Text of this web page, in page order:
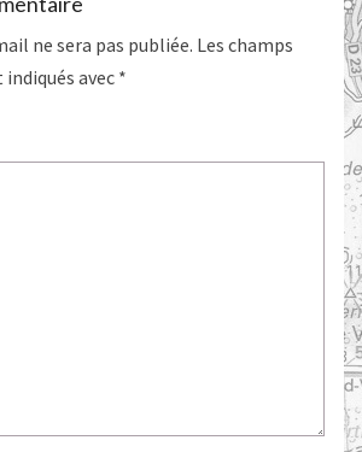
ne sera pas publiée. Les champs
avec *